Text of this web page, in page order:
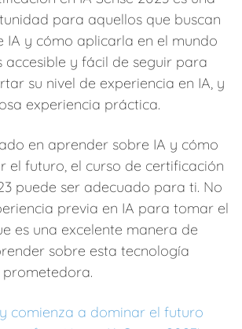
para aquellos que buscan
IA y cómo aplicarla en el mundo
accesible y fácil de seguir para
su nivel de experiencia en IA, y
experiencia práctica.
en aprender sobre IA y cómo
el futuro, el curso de certificación
puede ser adecuado para ti. No
previa en IA para tomar el
es una excelente manera de
sobre esta tecnología
comienza a dominar el futuro